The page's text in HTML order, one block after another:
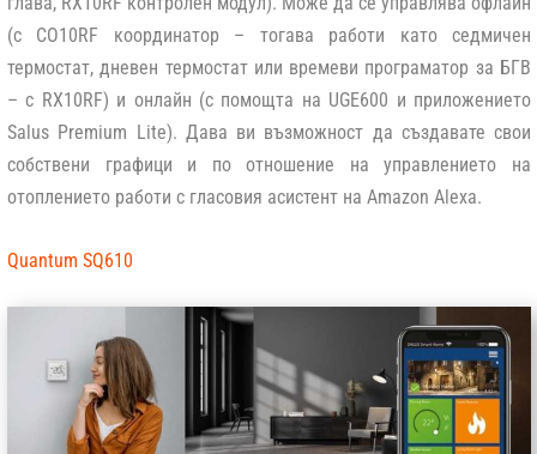
(с CO10RF координатор – тогава работи като седмичен
термостат, дневен термостат или времеви програматор за БГВ
– с RX10RF) и онлайн (с помощта на UGE600 и приложението
Salus Premium Lite). Дава ви възможност да създавате свои
собствени графици и по отношение на управлението на
отоплението работи с гласовия асистент на Amazon Alexa.
Quantum SQ610